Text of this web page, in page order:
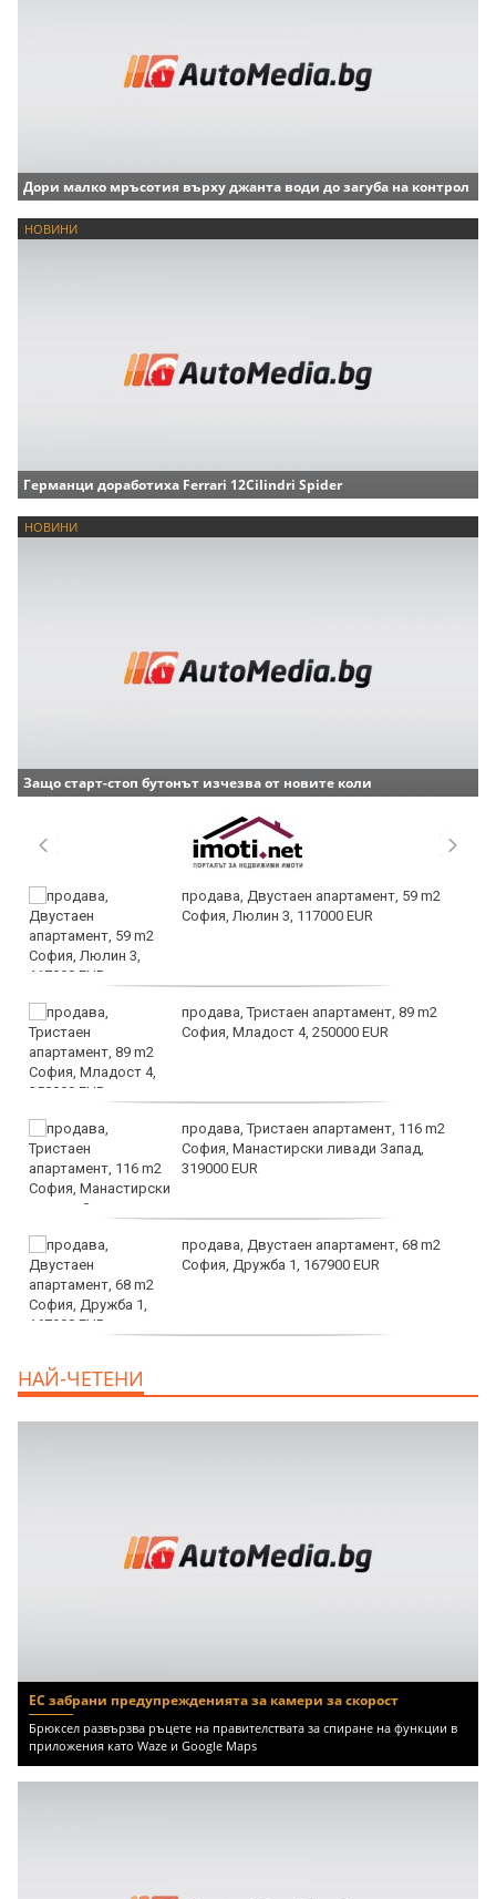
Дори малко мръсотия върху джанта води до загуба на контрол
НОВИНИ
Германци доработиха Ferrari 12Cilindri Spider
НОВИНИ
Защо старт-стоп бутонът изчезва от новите коли
продава, Двустаен апартамент, 59 m2
София, Люлин 3, 117000 EUR
продава, Тристаен апартамент, 89 m2
София, Младост 4, 250000 EUR
продава, Тристаен апартамент, 116 m2
София, Манастирски ливади Запад,
319000 EUR
продава, Двустаен апартамент, 68 m2
София, Дружба 1, 167900 EUR
НАЙ-ЧЕТЕНИ
ЕС забрани предупрежденията за камери за скорост
Брюксел развързва ръцете на правителствата за спиране на функции в
приложения като Waze и Google Maps